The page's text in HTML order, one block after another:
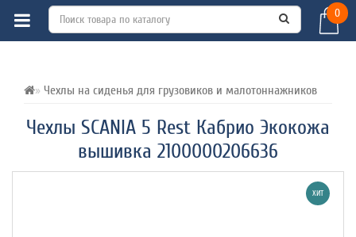
0
Чехлы на сиденья для грузовиков и малотоннажников
Чехлы SCANIA 5 Rest Кабрио Экокожа
вышивка 2100000206636
ВСЕ О ТОВАРЕ ХАРАКТЕРИСТИКИ
ХИТ